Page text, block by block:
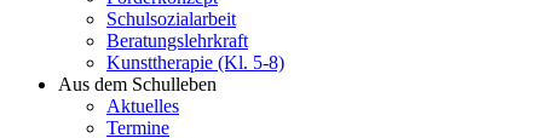
Schulsozialarbeit
Beratungslehrkraft
Kunsttherapie (Kl. 5-8)
Aus dem Schulleben
Aktuelles
Termine